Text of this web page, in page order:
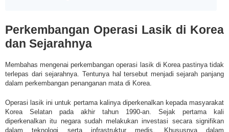
Perkembangan Operasi Lasik di Korea
dan Sejarahnya
Membahas mengenai perkembangan operasi lasik di Korea pastinya tidak
terlepas dari sejarahnya. Tentunya hal tersebut menjadi sejarah panjang
dalam perkembangan penanganan mata di Korea.
Operasi lasik ini untuk pertama kalinya diperkenalkan kepada masyarakat
Korea Selatan pada akhir tahun 1990-an. Sejak pertama kali
diperkenalkan itu negara sudah melakukan investasi secara signifikan
dalam teknologi serta infrastruktur medis. Khususnya dalam